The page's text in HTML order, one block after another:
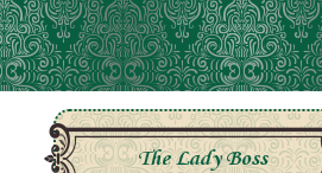
The Lady Boss